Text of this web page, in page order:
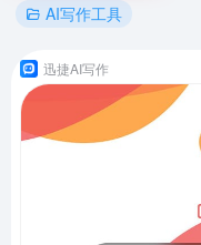
AI写作工具
迅捷AI写作